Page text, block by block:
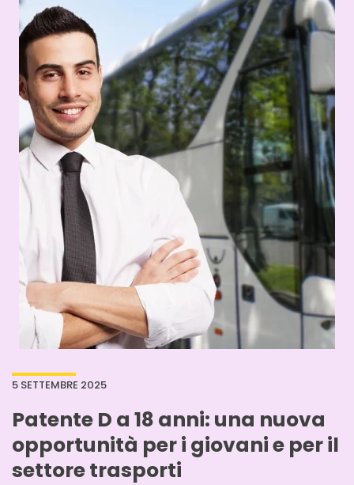
5 SETTEMBRE 2025
Patente D a 18 anni: una nuova
opportunità per i giovani e per il
settore trasporti